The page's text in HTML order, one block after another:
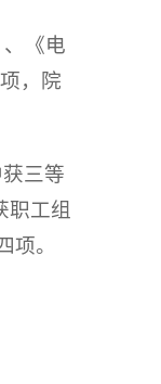
《电
，院
三等
职工组
项。